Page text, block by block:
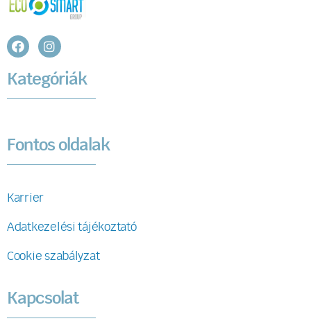
Kategóriák
Fontos oldalak
Karrier
Adatkezelési tájékoztató
Cookie szabályzat
Kapcsolat